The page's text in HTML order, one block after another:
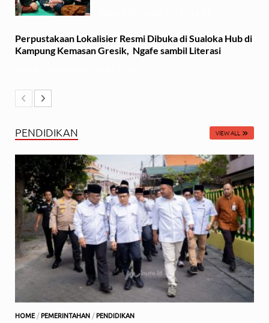
Perpustakaan Lokalisier Resmi Dibuka di Sualoka Hub di
Kampung Kemasan Gresik, Ngafe sambil Literasi
PENDIDIKAN VIEW ALL
HOME /PEMERINTAHAN /PENDIDIKAN